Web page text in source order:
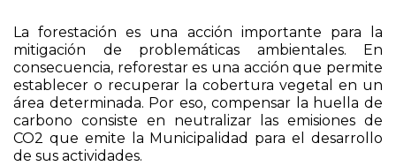
La forestación es una acción importante para la
mitigación de problemáticas ambientales. En
consecuencia, reforestar es una acción que permite
establecer o recuperar la cobertura vegetal en un
área determinada. Por eso, compensar la huella de
carbono consiste en neutralizar las emisiones de
CO2 que emite la Municipalidad para el desarrollo
de sus actividades.